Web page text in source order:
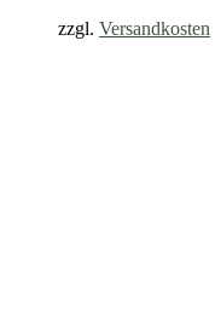
zzgl. Versandkosten